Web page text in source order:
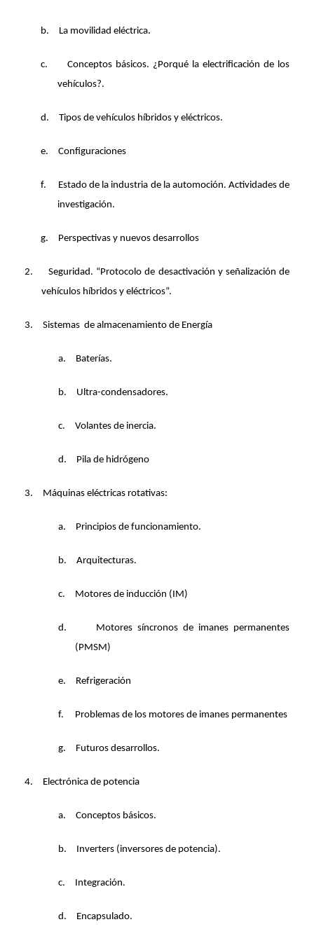
b. La movilidad eléctrica.
c.
Conceptos básicos. ¿Porqué la electrificación de los
vehículos?.
d. Tipos de vehículos híbridos y eléctricos.
e. Configuraciones
f.
Estado de la industria de la automoción. Actividades de
investigación.
g. Perspectivas y nuevos desarrollos
2.
Seguridad. “Protocolo de desactivación y señalización de
vehículos híbridos y eléctricos”.
3. Sistemas de almacenamiento de Energía
a. Baterías.
b. Ultra-condensadores.
c. Volantes de inercia.
d. Pila de hidrógeno
3. Máquinas eléctricas rotativas:
a. Principios de funcionamiento.
b. Arquitecturas.
c. Motores de inducción (IM)
d.
Motores síncronos de imanes permanentes
(PMSM)
e. Refrigeración
f. Problemas de los motores de imanes permanentes
g. Futuros desarrollos.
4. Electrónica de potencia
a. Conceptos básicos.
b. Inverters (inversores de potencia).
c. Integración.
d. Encapsulado.